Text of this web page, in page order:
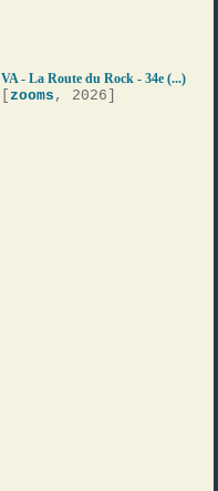
VA - La Route du Rock - 34e (...)
[zooms , 2026]